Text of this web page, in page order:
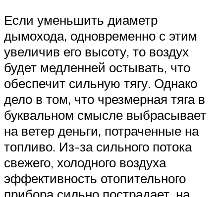
Если уменьшить диаметр
дымохода, одновременно с этим
увеличив его высоту, то воздух
будет медленней остывать, что
обеспечит сильную тягу. Однако
дело в том, что чрезмерная тяга в
буквальном смысле выбрасывает
на ветер деньги, потраченные на
топливо. Из-за сильного потока
свежего, холодного воздуха
эффективность отопительного